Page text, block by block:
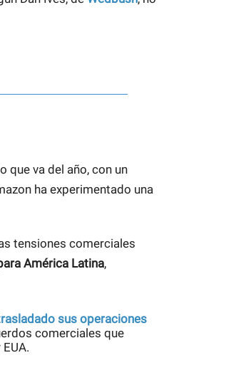
que va del año, con un
ha experimentado una
tensiones comerciales
América Latina,
sus operaciones
comerciales que